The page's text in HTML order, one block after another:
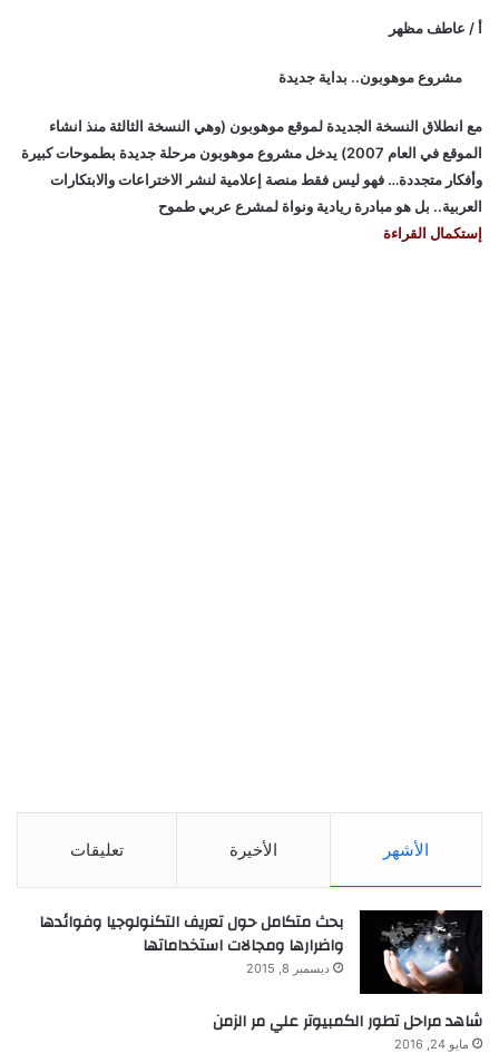
أ / عاطف مظهر
مشروع موهوبون.. بداية جديدة
مع انطلاق النسخة الجديدة لموقع موهوبون (وهي النسخة الثالثة منذ انشاء
الموقع في العام 2007) يدخل مشروع موهوبون مرحلة جديدة بطموحات كبيرة
وأفكار متجددة… فهو ليس فقط منصة إعلامية لنشر الاختراعات والابتكارات
العربية.. بل هو مبادرة ريادية ونواة لمشرع عربي طموح
إستكمال القراءة
الأشهر الأخيرة تعليقات
بحث متكامل حول تعريف التكنولوجيا وفوائدها
واضرارها ومجالات استخداماتها
ديسمبر 8, 2015
شاهد مراحل تطور الكمبيوتر علي مر الزمن
مايو 24, 2016